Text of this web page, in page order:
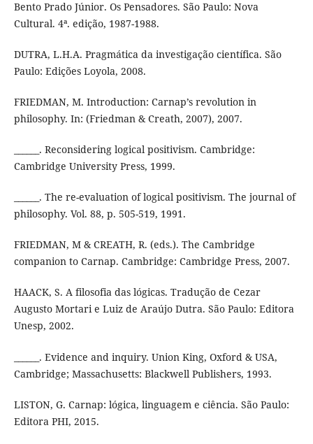
Bento Prado Júnior. Os Pensadores. São Paulo: Nova
Cultural. 4ª. edição, 1987-1988.
DUTRA, L.H.A. Pragmática da investigação científica. São
Paulo: Edições Loyola, 2008.
FRIEDMAN, M. Introduction: Carnap’s revolution in
philosophy. In: (Friedman & Creath, 2007), 2007.
______. Reconsidering logical positivism. Cambridge:
Cambridge University Press, 1999.
______. The re-evaluation of logical positivism. The journal of
philosophy. Vol. 88, p. 505-519, 1991.
FRIEDMAN, M & CREATH, R. (eds.). The Cambridge
companion to Carnap. Cambridge: Cambridge Press, 2007.
HAACK, S. A filosofia das lógicas. Tradução de Cezar
Augusto Mortari e Luiz de Araújo Dutra. São Paulo: Editora
Unesp, 2002.
______. Evidence and inquiry. Union King, Oxford & USA,
Cambridge; Massachusetts: Blackwell Publishers, 1993.
LISTON, G. Carnap: lógica, linguagem e ciência. São Paulo:
Editora PHI, 2015.